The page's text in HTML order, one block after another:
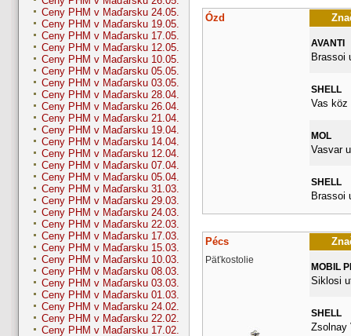
Ceny PHM v Maďarsku 24.05.
Ceny PHM v Maďarsku 19.05.
Ceny PHM v Maďarsku 17.05.
Ceny PHM v Maďarsku 12.05.
Ceny PHM v Maďarsku 10.05.
Ceny PHM v Maďarsku 05.05.
Ceny PHM v Maďarsku 03.05.
Ceny PHM v Maďarsku 28.04.
Ceny PHM v Maďarsku 26.04.
Ceny PHM v Maďarsku 21.04.
Ceny PHM v Maďarsku 19.04.
Ceny PHM v Maďarsku 14.04.
Ceny PHM v Maďarsku 12.04.
Ceny PHM v Maďarsku 07.04.
Ceny PHM v Maďarsku 05.04.
Ceny PHM v Maďarsku 31.03.
Ceny PHM v Maďarsku 29.03.
Ceny PHM v Maďarsku 24.03.
Ceny PHM v Maďarsku 22.03.
Ceny PHM v Maďarsku 17.03.
Ceny PHM v Maďarsku 15.03.
Ceny PHM v Maďarsku 10.03.
Ceny PHM v Maďarsku 08.03.
Ceny PHM v Maďarsku 03.03.
Ceny PHM v Maďarsku 01.03.
Ceny PHM v Maďarsku 24.02.
Ceny PHM v Maďarsku 22.02.
Ceny PHM v Maďarsku 17.02.
Ózd
AVANTI
Brassoi
SHELL
Vas köz
MOL
Vasvar
SHELL
Brassoi
Pécs
Päťkostolie
MOBIL
Siklosi
SHELL
Zsolnay